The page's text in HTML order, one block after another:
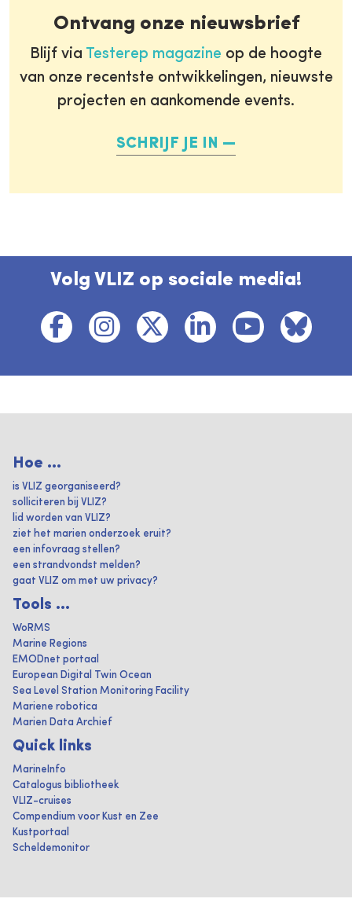
Ontvang onze nieuwsbrief
Blijf via Testerep magazine op de hoogte
van onze recentste ontwikkelingen, nieuwste
projecten en aankomende events.
SCHRIJF JE IN
Volg VLIZ op sociale media!
Hoe ...
is VLIZ georganiseerd?
solliciteren bij VLIZ?
lid worden van VLIZ?
ziet het marien onderzoek eruit?
een infovraag stellen?
een strandvondst melden?
gaat VLIZ om met uw privacy?
Tools ...
WoRMS
Marine Regions
EMODnet portaal
European Digital Twin Ocean
Sea Level Station Monitoring Facility
Mariene robotica
Marien Data Archief
Quick links
MarineInfo
Catalogus bibliotheek
VLIZ-cruises
Compendium voor Kust en Zee
Kustportaal
Scheldemonitor